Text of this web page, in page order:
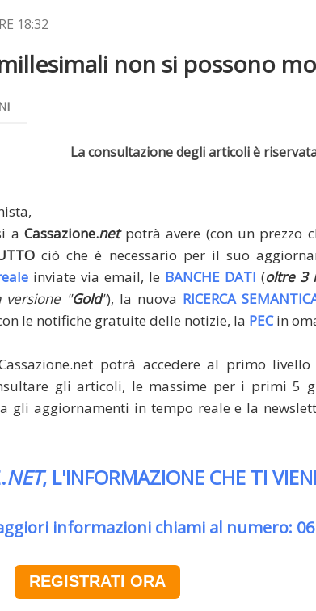
18:32
non si possono
La consultazione degli articoli è
aCassazione.netpotrà avere (con un prezzo
ciò che è necessario per il suo
inviate via email, le BANCHE DATI (oltre 3
versione "Gold"), la nuova RICERCA
le notifiche gratuite delle notizie, la PECin
potrà accedere al primo
gli articoli, le massime per i primi 5
gli aggiornamenti in tempo reale e la
NET, L'INFORMAZIONE CHE TI
informazioni chiami al numero: 06
REGISTRATI ORA